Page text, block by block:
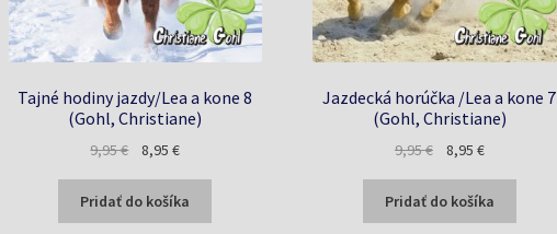
Tajné hodiny jazdy/Lea a kone 8
(Gohl, Christiane)
9,95€
Pôvodná
bola:
9,95 €.
8,95€Aktuálna
je:
8,95 €.
Pridať do košíka
Jazdecká horúčka /Lea a kone 7
(Gohl, Christiane)
9,95€
Pôvodná
bola:
9,95 €.
8,95 €Aktuálna
je:
8,95 €.
Pridať do košíka